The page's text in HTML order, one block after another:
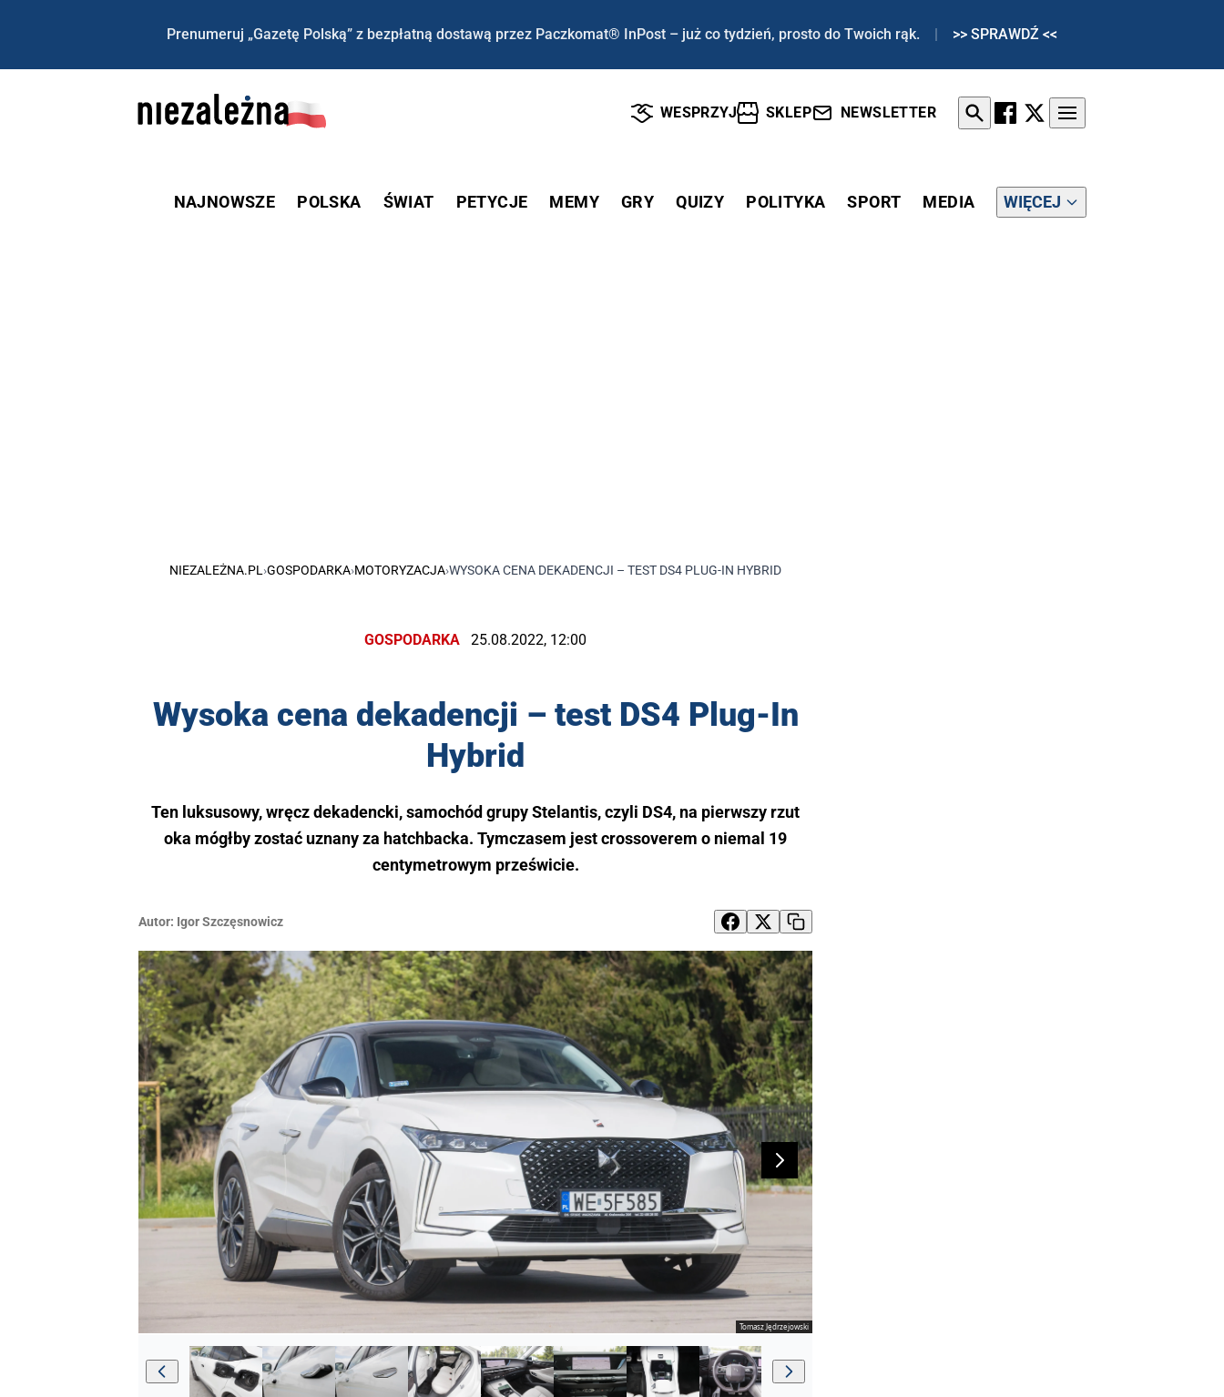
Prenumeruj „Gazetę Polską” z bezpłatną dostawą przez Paczkomat® InPost – już co tydzień, prosto do Twoich rąk. | >> SPRAWDŹ <<
WESPRZYJ SKLEP NEWSLETTER
NAJNOWSZE POLSKA ŚWIAT PETYCJE MEMY GRY QUIZY POLITYKA SPORT MEDIA WIĘCEJ
NIEZALEŻNA.PL ›GOSPODARKA›MOTORYZACJA›WYSOKA CENA DEKADENCJI – TEST DS4 PLUG-IN HYBRID
GOSPODARKA 25.08.2022, 12:00
Wysoka cena dekadencji – test DS4 Plug-In
Hybrid
Ten luksusowy, wręcz dekadencki, samochód grupy Stelantis, czyli DS4, na pierwszy rzut
oka mógłby zostać uznany za hatchbacka. Tymczasem jest crossoverem o niemal 19
centymetrowym prześwicie.
Autor: Igor ­Szczęsnowicz
Tomasz Jędrzejowski